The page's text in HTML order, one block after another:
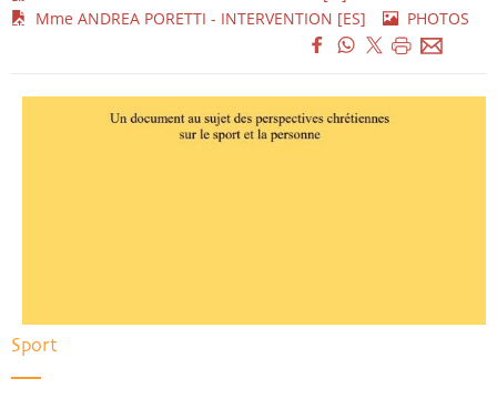
Mme ANDREA PORETTI - INTERVENTION [ES]
PHOTOS
Sport